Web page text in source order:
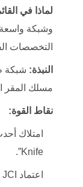
لماذا في
وشبكة
التخصصات
النبذة: شبكة
مسلك المقر
نقاط القوة:
Knife”.
اعتماد JCI وسجل حافل في الجراحات الروبوتية.